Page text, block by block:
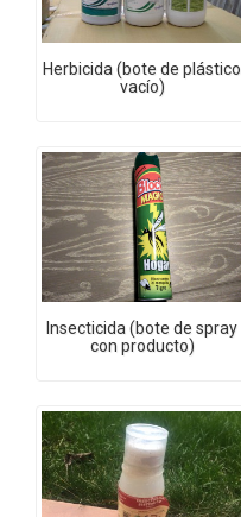
Herbicida (bote de plástico
vacío)
Insecticida (bote de spray
con producto)